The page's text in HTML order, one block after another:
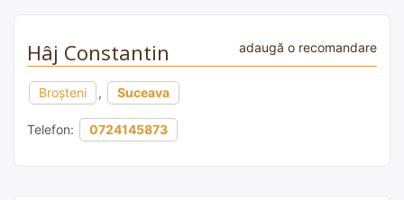
Hâj Constantin adaugă o recomandare
Broșteni , Suceava
Telefon: 0724145873